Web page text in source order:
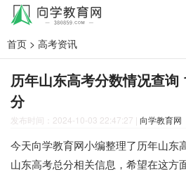
首页 > 高考资讯
历年山东高考分数情况查询
分
发布时间：2024-10-03 22:47:27 | 向学教育网
今天向学教育网小编整理了历年山东
山东高考总分相关信息，希望在这方